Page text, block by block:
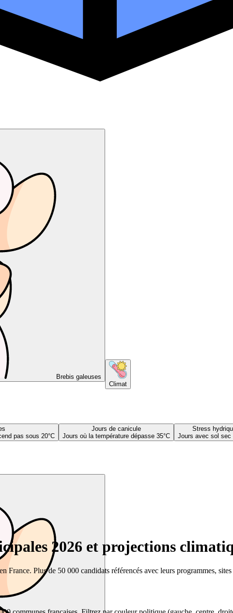
Brebis galeuses
Climat
pas sous 20°C
Jours de canicule
Jours où la température dépasse 35°C
Stress
Jours avec sol sec
2026 et projections
France. Plus de 50 000 candidats référencés avec leurs programmes,